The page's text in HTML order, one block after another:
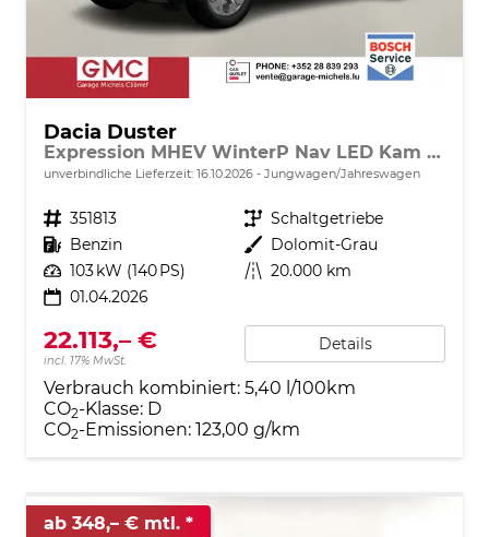
Dacia Duster
Expression MHEV WinterP Nav LED Kam 17Z
unverbindliche Lieferzeit: 16.10.2026 Jungwagen/Jahreswagen
Fahrzeugnr. 351813 Getriebe Schaltgetriebe
Kraftstoff Benzin Außenfarbe Dolomit-Grau
Leistung 103 kW (140 PS) Kilometerstand 20.000 km
01.04.2026
22.113,– €
incl. 17% MwSt.
Details
Verbrauch kombiniert: 5,40 l/100km
CO2-Klasse: D
CO2-Emissionen: 123,00 g/km
ab 348,– € mtl.